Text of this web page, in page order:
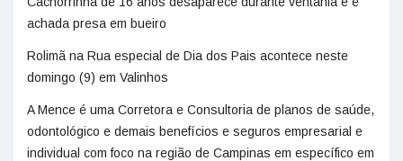
achada presa em bueiro
Rolimã na Rua especial de Dia dos Pais acontece neste
domingo (9) em Valinhos
A Mence é uma Corretora e Consultoria de planos de saúde,
odontológico e demais benefícios e seguros empresarial e
individual com foco na região de Campinas em específico em